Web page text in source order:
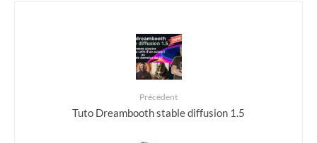
Précédent
Tuto Dreambooth stable diffusion 1.5